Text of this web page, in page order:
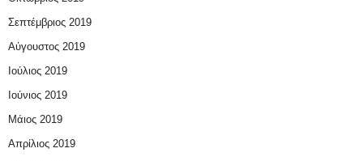
Σεπτέμβριος 2019
Αύγουστος 2019
Ιούλιος 2019
Ιούνιος 2019
Μάιος 2019
Απρίλιος 2019